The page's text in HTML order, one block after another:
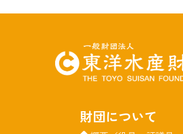
財団について